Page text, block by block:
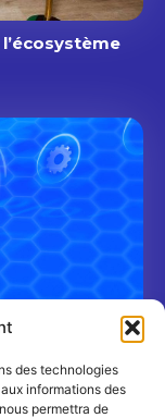
des technologies
informations des
permettra de
pour les